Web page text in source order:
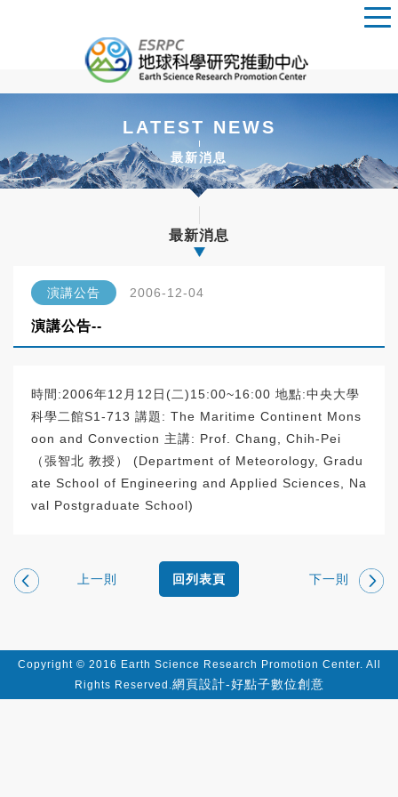
LATEST NEWS
最新消息
最新消息
演講公告 2006-12-04
演講公告--
時間:2006年12月12日(二)15:00~16:00 地點:中央大學
科學二館S1-713 講題: The Maritime Continent Mons
oon and Convection 主講: Prof. Chang, Chih-Pei
（張智北 教授） (Department of Meteorology, Gradu
ate School of Engineering and Applied Sciences, Na
val Postgraduate School)
上一則 下一則
回列表頁
Copyright © 2016 Earth Science Research Promotion Center. All
Rights Reserved.網頁設計-好點子數位創意